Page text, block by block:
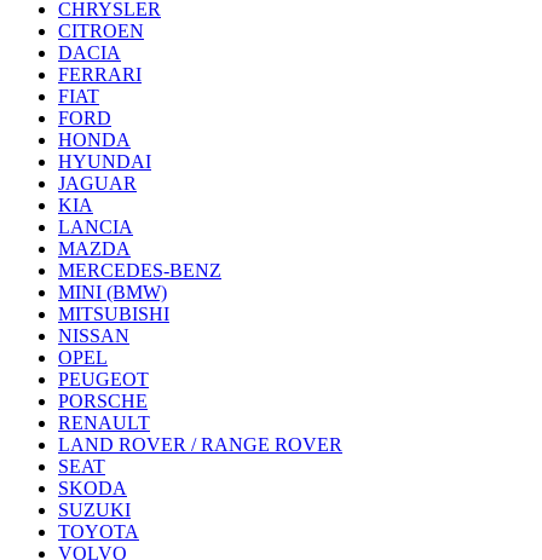
CHRYSLER
CITROEN
DACIA
FERRARI
FIAT
FORD
HONDA
HYUNDAI
JAGUAR
KIA
LANCIA
MAZDA
MERCEDES-BENZ
MINI (BMW)
MITSUBISHI
NISSAN
OPEL
PEUGEOT
PORSCHE
RENAULT
LAND ROVER / RANGE ROVER
SEAT
SKODA
SUZUKI
TOYOTA
VOLVO